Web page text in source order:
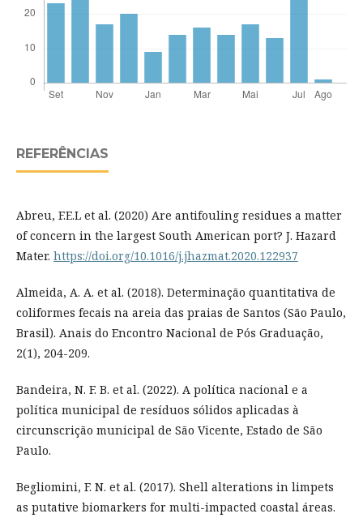
REFERÊNCIAS
Abreu, F.E.L et al. (2020) Are antifouling residues a matter
of concern in the largest South American port? J. Hazard
Mater. https://doi.org/10.1016/j.jhazmat.2020.122937
Almeida, A. A. et al. (2018). Determinação quantitativa de
coliformes fecais na areia das praias de Santos (São Paulo,
Brasil). Anais do Encontro Nacional de Pós Graduação,
2(1), 204-209.
Bandeira, N. F. B. et al. (2022). A política nacional e a
política municipal de resíduos sólidos aplicadas à
circunscrição municipal de São Vicente, Estado de São
Paulo.
Begliomini, F. N. et al. (2017). Shell alterations in limpets
as putative biomarkers for multi-impacted coastal áreas.